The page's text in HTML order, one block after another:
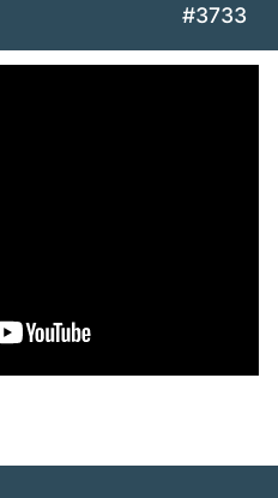
#3733